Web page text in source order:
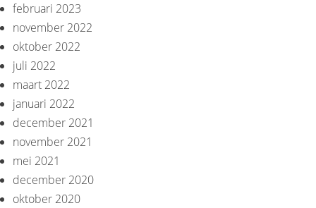
februari 2023
november 2022
oktober 2022
juli 2022
maart 2022
januari 2022
december 2021
november 2021
mei 2021
december 2020
oktober 2020